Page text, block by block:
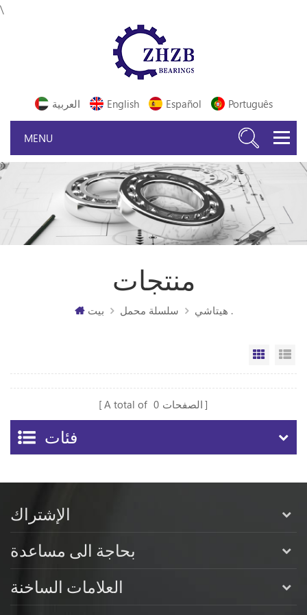
\
العربية English Español Português
منتجات
بيت سلسلة محمل هيتاشي .
A total of 0 الصفحات
فئات
الإشتراك
بحاجة الى مساعدة
العلامات الساخنة